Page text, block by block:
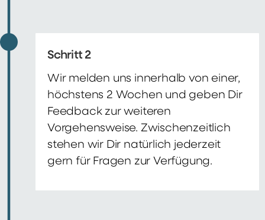
Schritt 2
Wir melden uns innerhalb von einer,
höchstens 2 Wochen und geben Dir
Feedback zur weiteren
Vorgehensweise. Zwischenzeitlich
stehen wir Dir natürlich jederzeit
gern für Fragen zur Verfügung.